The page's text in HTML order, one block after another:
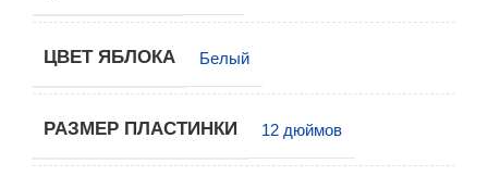
ЦВЕТ ЯБЛОКА Белый
РАЗМЕР ПЛАСТИНКИ 12 дюймов